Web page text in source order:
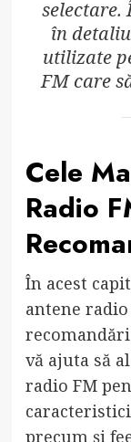
selectare.
în
utilizate
FM care
Cele
Radio
În acest
antene
vă ajuta să
radio FM
precum și